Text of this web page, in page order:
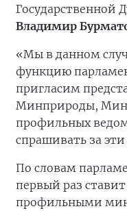
Государственной
Владимир
«Мы в данном
функцию
пригласим
Минприроды,
профильных
спрашивать за
По словам
первый раз
профильными